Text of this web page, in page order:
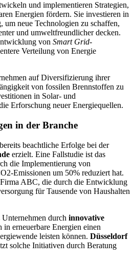
und implementieren Strategien,
Energien fördern. Sie investieren in
neue Technologien zu schaffen,
und umweltfreundlicher decken.
von Smart Grid-
Verteilung von Energie
auf Diversifizierung ihrer
von fossilen Brennstoffen zu
in Solar- und
Erforschung neuer Energiequellen.
in der Branche
beachtliche Erfolge bei der
erzielt. Eine Fallstudie ist das
die Implementierung von
Emissionen um 50% reduziert hat.
ABC, die durch die Entwicklung
für Tausende von Haushalten
durch innovative
in erneuerbare Energien einen
leisten können. Düsseldorf
solche Initiativen durch Beratung